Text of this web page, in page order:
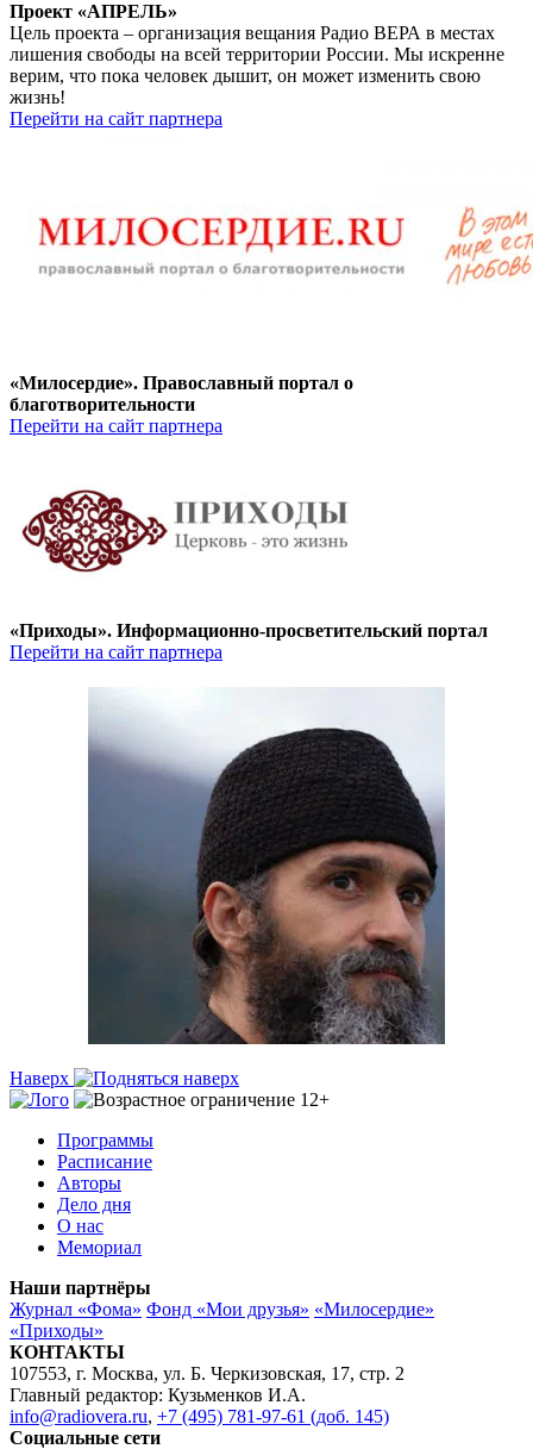
Проект «АПРЕЛЬ»
Цель проекта – организация вещания Радио ВЕРА в местах
лишения свободы на всей территории России. Мы искренне
верим, что пока человек дышит, он может изменить свою
жизнь!
Перейти на сайт партнера
«Милосердие». Православный портал о
благотворительности
Перейти на сайт партнера
«Приходы». Информационно-просветительский портал
Перейти на сайт партнера
Наверх
Программы
Расписание
Авторы
Дело дня
О нас
Мемориал
Наши партнёры
Журнал «Фома» Фонд «Мои друзья» «Милосердие»
«Приходы»
КОНТАКТЫ
107553, г. Москва, ул. Б. Черкизовская, 17, стр. 2
Главный редактор: Кузьменков И.А.
info@radiovera.ru, +7 (495) 781-97-61 (доб. 145)
Социальные сети